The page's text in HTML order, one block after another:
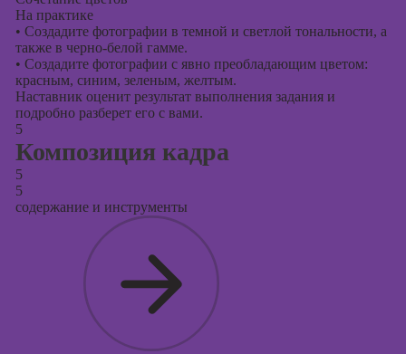
На практике
• Создадите фотографии в темной и светлой тональности, а
также в черно-белой гамме.
• Создадите фотографии с явно преобладающим цветом:
красным, синим, зеленым, желтым.
Наставник оценит результат выполнения задания и
подробно разберет его с вами.
5
Композиция кадра
5
5
содержание и инструменты